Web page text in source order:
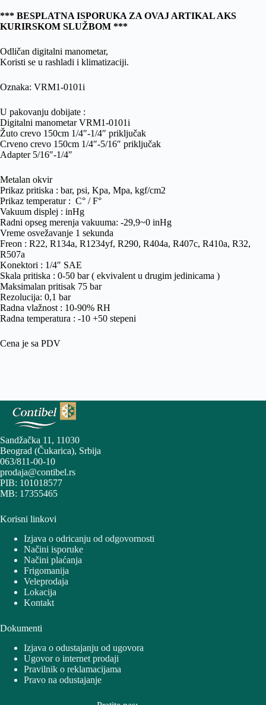
*** BESPLATNA ISPORUKA ZA OVAJ ARTIKAL AKS
KURIRSKOM SLUŽBOM ***
Odličan digitalni manometar,
Koristi se u rashladi i klimatizaciji.
Oznaka: VRM1-0101i
U pakovanju dobijate :
Digitalni manometar VRM1-0101i
Žuto crevo 150cm 1/4″-1/4″ priključak
Crveno crevo 150cm 1/4″-5/16″ priključak
Adapter 5/16″-1/4″
Metalan okvir
Prikaz pritiska : bar, psi, Kpa, Mpa, kgf/cm2
Prikaz temperatur : C° / F°
Vakuum displej : inHg
Radni opseg merenja vakuuma: -29,9~0 inHg
Vreme osvežavanje 1 sekunda
Freon : R22, R134a, R1234yf, R290, R404a, R407c, R410a, R32,
R507a
Konektori : 1/4″ SAE
Skala pritiska : 0-50 bar ( ekvivalent u drugim jedinicama )
Maksimalan pritisak 75 bar
Rezolucija: 0,1 bar
Radna vlažnost : 10-90% RH
Radna temperatura : -10 +50 stepeni
Cena je sa PDV
Sandžačka 11, 11030
Beograd (Čukarica), Srbija
063/811-00-10
prodaja@contibel.rs
PIB: 101018577
MB: 17355465
Korisni linkovi
Izjava o odricanju od odgovornosti
Načini isporuke
Načini plaćanja
Frigomanija
Veleprodaja
Lokacija
Kontakt
Dokumenti
Izjava o odustajanju od ugovora
Ugovor o internet prodaji
Pravilnik o reklamacijama
Pravo na odustajanje